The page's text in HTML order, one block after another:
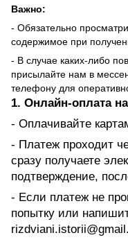
Важно:
- Обязательно
содержимое при
- В случае каких-либо
присылайте нам в
телефону для
1. Онлайн-оплата
- Оплачивайте
- Платеж проходит
сразу получаете
подтверждение,
- Если платеж не
попытку или